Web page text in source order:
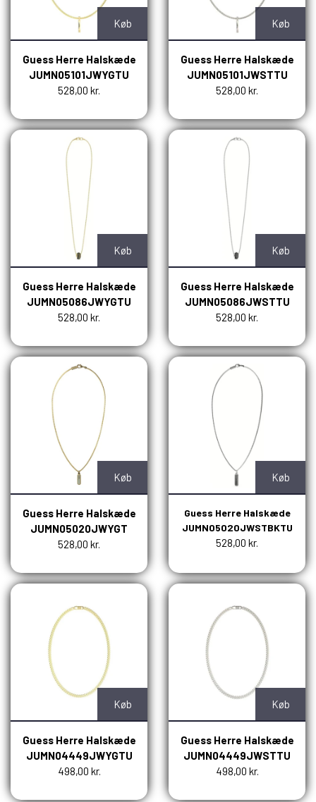
Køb
Guess Herre Halskæde
JUMN05101JWYGTU
528,00 kr.
Køb
Guess Herre Halskæde
JUMN05101JWSTTU
528,00 kr.
Køb
Guess Herre Halskæde
JUMN05086JWYGTU
528,00 kr.
Køb
Guess Herre Halskæde
JUMN05086JWSTTU
528,00 kr.
Køb
Guess Herre Halskæde
JUMN05020JWYGT
528,00 kr.
Køb
Guess Herre Halskæde
JUMN05020JWSTBKTU
528,00 kr.
Køb
Guess Herre Halskæde
JUMN04449JWYGTU
498,00 kr.
Køb
Guess Herre Halskæde
JUMN04449JWSTTU
498,00 kr.